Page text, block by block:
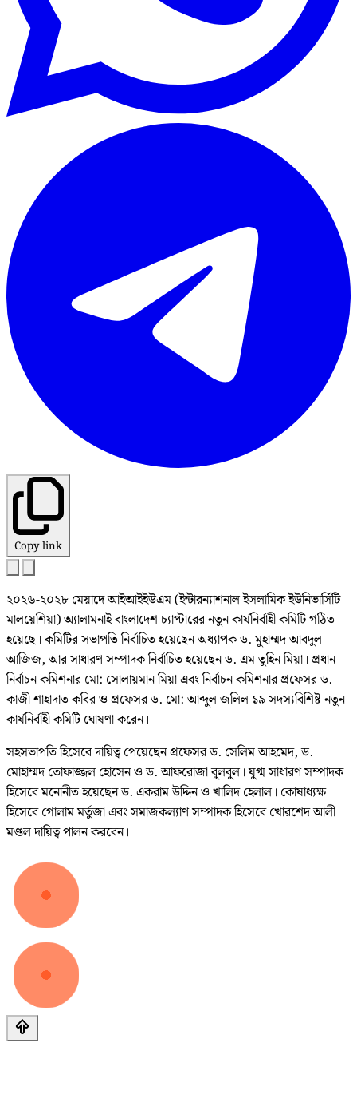
Copy link
২০২৬-২০২৮ মেয়াদে আইআইইউএম (ইন্টারন্যাশনাল ইসলামিক ইউনিভার্সিটি
মালয়েশিয়া) অ্যালামনাই বাংলাদেশ চ্যাপ্টারের নতুন কার্যনির্বাহী কমিটি গঠিত
হয়েছে। কমিটির সভাপতি নির্বাচিত হয়েছেন অধ্যাপক ড. মুহাম্মদ আবদুল
আজিজ, আর সাধারণ সম্পাদক নির্বাচিত হয়েছেন ড. এম তুহিন মিয়া। প্রধান
নির্বাচন কমিশনার মো: সোলায়মান মিয়া এবং নির্বাচন কমিশনার প্রফেসর ড.
কাজী শাহাদাত কবির ও প্রফেসর ড. মো: আব্দুল জলিল ১৯ সদস্যবিশিষ্ট নতুন
কার্যনির্বাহী কমিটি ঘোষণা করেন।
সহসভাপতি হিসেবে দায়িত্ব পেয়েছেন প্রফেসর ড. সেলিম আহমেদ, ড.
মোহাম্মদ তোফাজ্জল হোসেন ও ড. আফরোজা বুলবুল। যুগ্ম সাধারণ সম্পাদক
হিসেবে মনোনীত হয়েছেন ড. একরাম উদ্দিন ও খালিদ হেলাল। কোষাধ্যক্ষ
হিসেবে গোলাম মর্তুজা এবং সমাজকল্যাণ সম্পাদক হিসেবে খোরশেদ আলী
মণ্ডল দায়িত্ব পালন করবেন।